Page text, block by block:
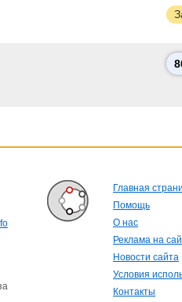
Главная
Помощь
О нас
Реклама на
Новости сайта
Условия
Контакты